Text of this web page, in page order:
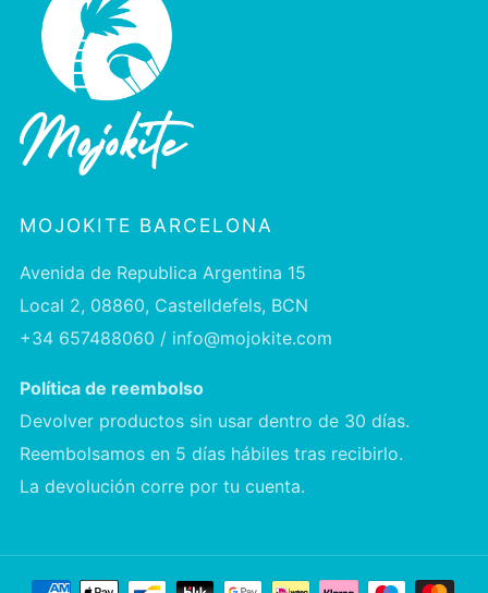
MOJOKITE BARCELONA
Avenida de Republica Argentina 15
Local 2, 08860, Castelldefels, BCN
+34 657488060 / info@mojokite.com
Política de reembolso
Devolver productos sin usar dentro de 30 días.
Reembolsamos en 5 días hábiles tras recibirlo.
La devolución corre por tu cuenta.